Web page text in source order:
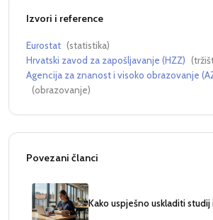
Izvori i reference
Eurostat (statistika)
Hrvatski zavod za zapošljavanje (HZZ) (
Agencija za znanost i visoko obrazovanje
(obrazovanje)
Povezani članci
Kako uspješno uskladiti